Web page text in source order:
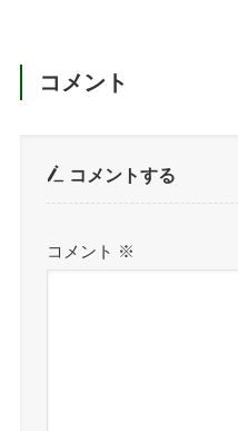
コメント
コメントする
コメント ※